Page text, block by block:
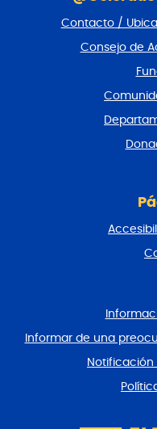
Contacto /
Consejo de
Informar de una